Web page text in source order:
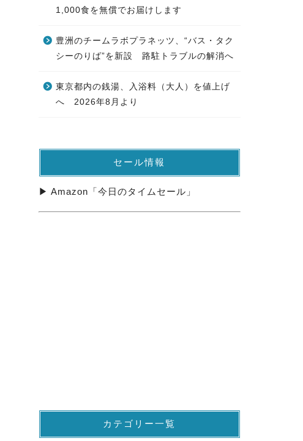
1,000食を無償でお届けします
豊洲のチームラボプラネッツ、“バス・タク
シーのりば”を新設 路駐トラブルの解消へ
東京都内の銭湯、入浴料（大人）を値上げ
へ 2026年8月より
セール情報
▶ Amazon「今日のタイムセール」
カテゴリー一覧